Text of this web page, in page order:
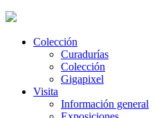
Colección
Curadurías
Colección
Gigapixel
Visita
Información general